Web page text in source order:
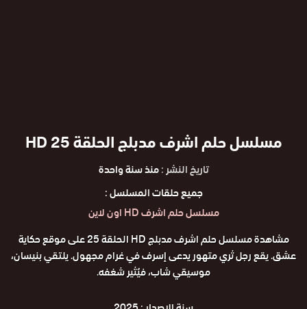
مسلسل حلم اشرف مدبلج الحلقة 25 HD
تاريخ النشر :منذ سنة واحدة
جميع حلقات المسلسل :
مسلسل حلم اشرف HD اون لاين
مشاهدة مسلسل حلم اشرف مدبلج HD الحلقة 25 على موقع حكاية
عشق. يقع رجل ثري متهور يدعى إسرف في غرام مجهول. يلتقي بنيسان،
موسيقي شاب، فيُثير شغفه.